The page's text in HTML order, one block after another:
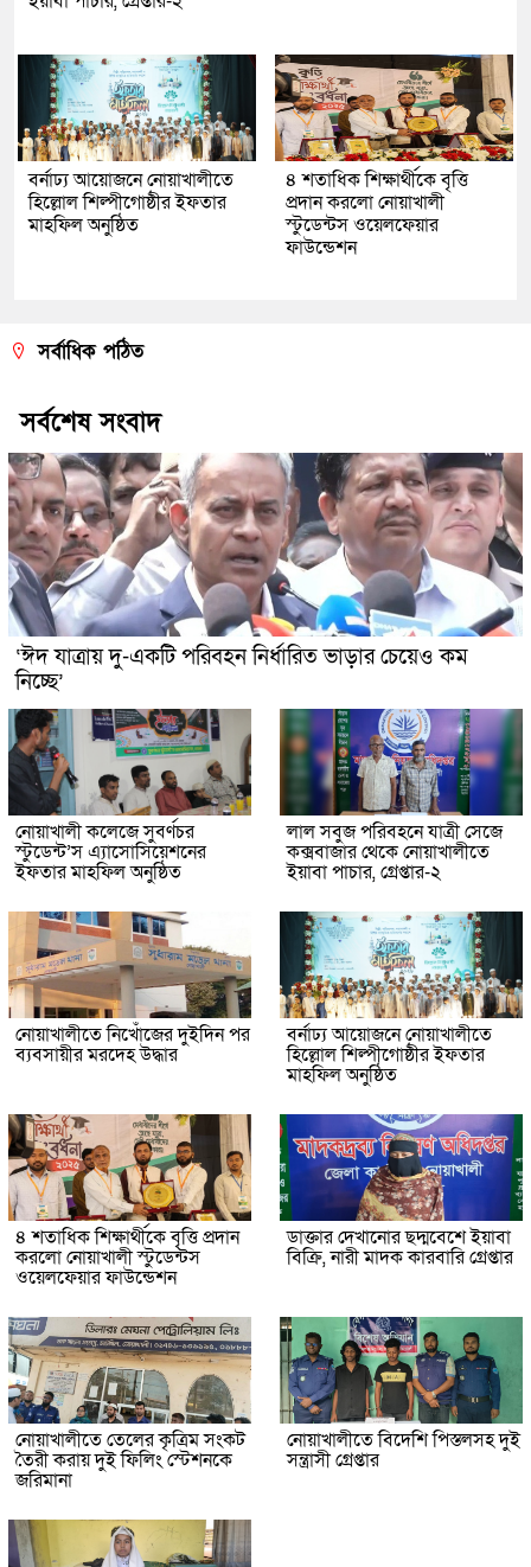
বর্নাঢ্য আয়োজনে নোয়াখালীতে
হিল্লোল শিল্পীগোষ্ঠীর ইফতার
মাহফিল অনুষ্ঠিত
৪ শতাধিক শিক্ষার্থীকে বৃত্তি
প্রদান করলো নোয়াখালী
স্টুডেন্টস ওয়েলফেয়ার
ফাউন্ডেশন
সর্বাধিক পঠিত
সর্বশেষ সংবাদ
‘ঈদ যাত্রায় দু-একটি পরিবহন নির্ধারিত ভাড়ার চেয়েও কম
নিচ্ছে’
নোয়াখালী কলেজে সুবর্ণচর
স্টুডেন্ট’স এ্যাসোসিয়েশনের
ইফতার মাহফিল অনুষ্ঠিত
লাল সবুজ পরিবহনে যাত্রী সেজে
কক্সবাজার থেকে নোয়াখালীতে
ইয়াবা পাচার, গ্রেপ্তার-২
নোয়াখালীতে নিখোঁজের দুইদিন পর
ব্যবসায়ীর মরদেহ উদ্ধার
বর্নাঢ্য আয়োজনে নোয়াখালীতে
হিল্লোল শিল্পীগোষ্ঠীর ইফতার
মাহফিল অনুষ্ঠিত
৪ শতাধিক শিক্ষার্থীকে বৃত্তি প্রদান
করলো নোয়াখালী স্টুডেন্টস
ওয়েলফেয়ার ফাউন্ডেশন
ডাক্তার দেখানোর ছদ্মবেশে ইয়াবা
বিক্রি, নারী মাদক কারবারি গ্রেপ্তার
নোয়াখালীতে তেলের কৃত্রিম সংকট
তৈরী করায় দুই ফিলিং স্টেশনকে
জরিমানা
নোয়াখালীতে বিদেশি পিস্তলসহ দুই
সন্ত্রাসী গ্রেপ্তার